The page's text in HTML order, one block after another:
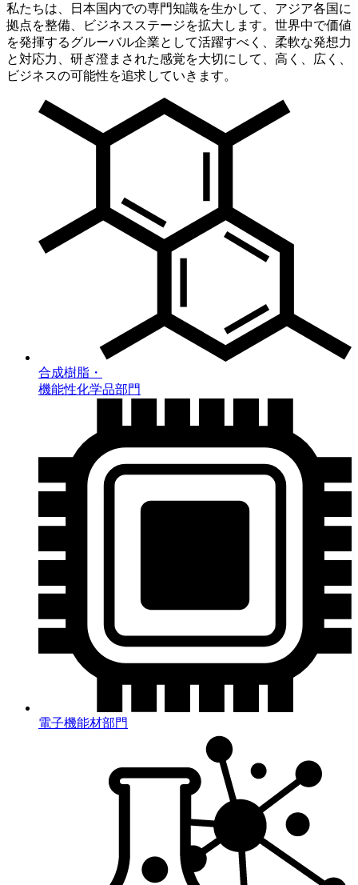
私たちは、日本国内での専門知識を生かして、アジア各国に
拠点を整備、ビジネスステージを拡大します。世界中で価値
を発揮するグルーバル企業として活躍すべく、柔軟な発想力
と対応力、研ぎ澄まされた感覚を大切にして、高く、広く、
ビジネスの可能性を追求していきます。
合成樹脂・
機能性化学品部門
電子機能材部門